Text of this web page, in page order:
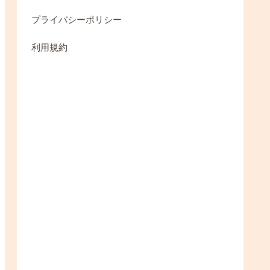
プライバシーポリシー
利用規約